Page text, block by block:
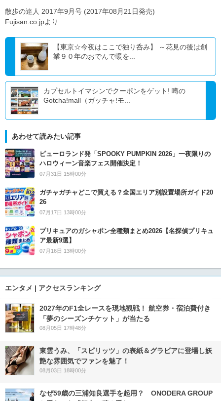
散歩の達人 2017年9月号 (2017年08月21日発売)
Fujisan.co.jpより
【東京☆今夜はここで独り呑み】 ～花見の後は創
業９０年のおでんで暖を...
カプセルトイマシンでクーポンをゲット! 噂の
Gotcha!mall（ガッチャ!モ...
あわせて読みたい記事
ピューロランド発「SPOOKY PUMPKIN 2026」一夜限りの
ハロウィーン音楽フェス開催決定！
07月31日 15時00分
ガチャガチャどこで買える？全国エリア別設置場所ガイド20
26
07月17日 13時00分
プリキュアのガシャポン全種類まとめ2026【名探偵プリキュ
ア最新9選】
07月16日 13時00分
エンタメ | アクセスランキング
2027年のF1全レースを現地観戦！ 航空券・宿泊費付き
「夢のシーズンチケット」が当たる
08月05日 17時48分
東雲うみ、「スピリッツ」の表紙＆グラビアに登場し妖
艶な雰囲気でファンを魅了！
08月03日 18時00分
なぜ59歳の三浦知良選手を起用？ ONODERA GROUP